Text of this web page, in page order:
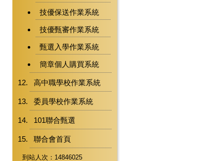
技優保送作業系統
技優甄審作業系統
甄選入學作業系統
簡章個人購買系統
高中職學校作業系統
委員學校作業系統
101聯合甄選
聯合會首頁
到站人次：14846025